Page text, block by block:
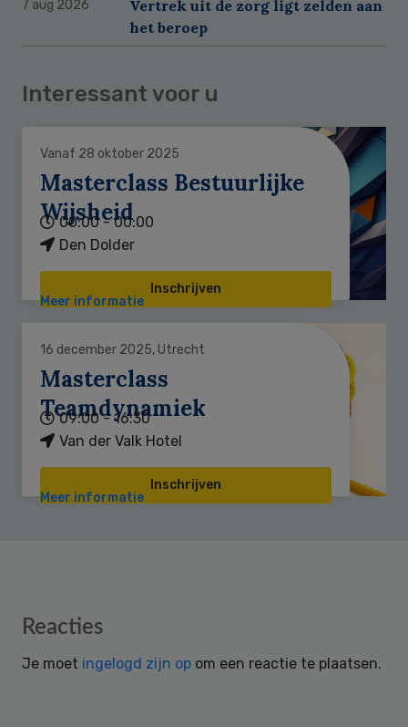
7 aug 2026
Vertrek uit de zorg ligt zelden aan
het beroep
Interessant voor u
Vanaf 28 oktober 2025
Masterclass Bestuurlijke
Wijsheid
00:00 - 00:00
Den Dolder
Inschrijven
Meer informatie
16 december 2025, Utrecht
Masterclass
Teamdynamiek
09:00 - 16:30
Van der Valk Hotel
Inschrijven
Meer informatie
Reader
Reacties
Je moet ingelogd zijn op om een reactie te plaatsen.